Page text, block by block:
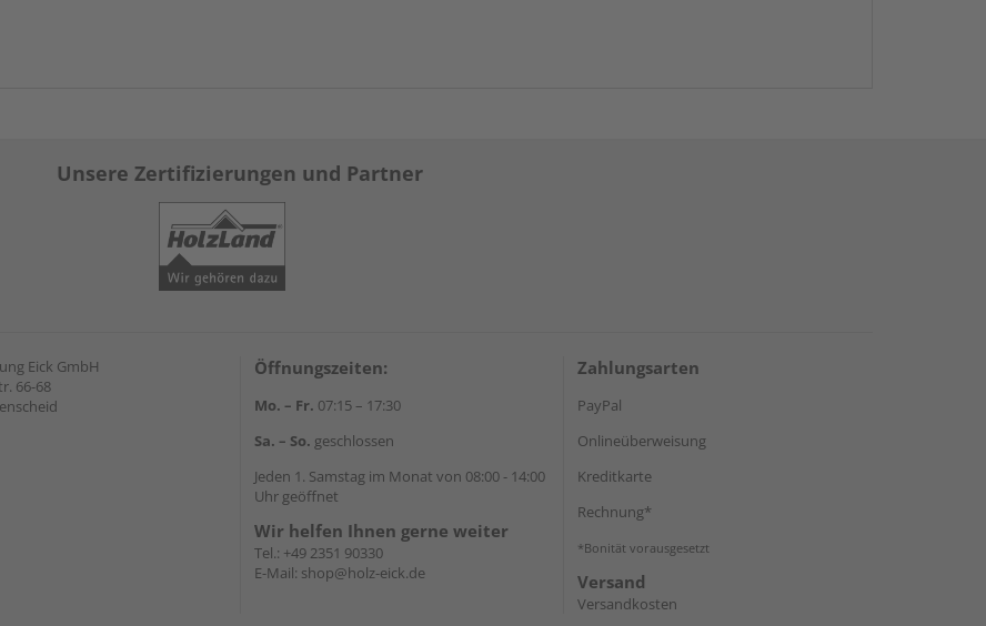
Unsere Zertifizierungen und Partner
Eick GmbH
66-68
Öffnungszeiten:
Mo. – Fr. 07:15 – 17:30
Sa. – So. geschlossen
Jeden 1. Samstag im Monat von 08:00 - 14:00
Uhr geöffnet
Wir helfen Ihnen gerne weiter
Tel.: +49 2351 90330
E-Mail: shop@holz-eick.de
Zahlungsarten
PayPal
Onlineüberweisung
Kreditkarte
Rechnung*
*Bonität vorausgesetzt
Versand
Versandkosten